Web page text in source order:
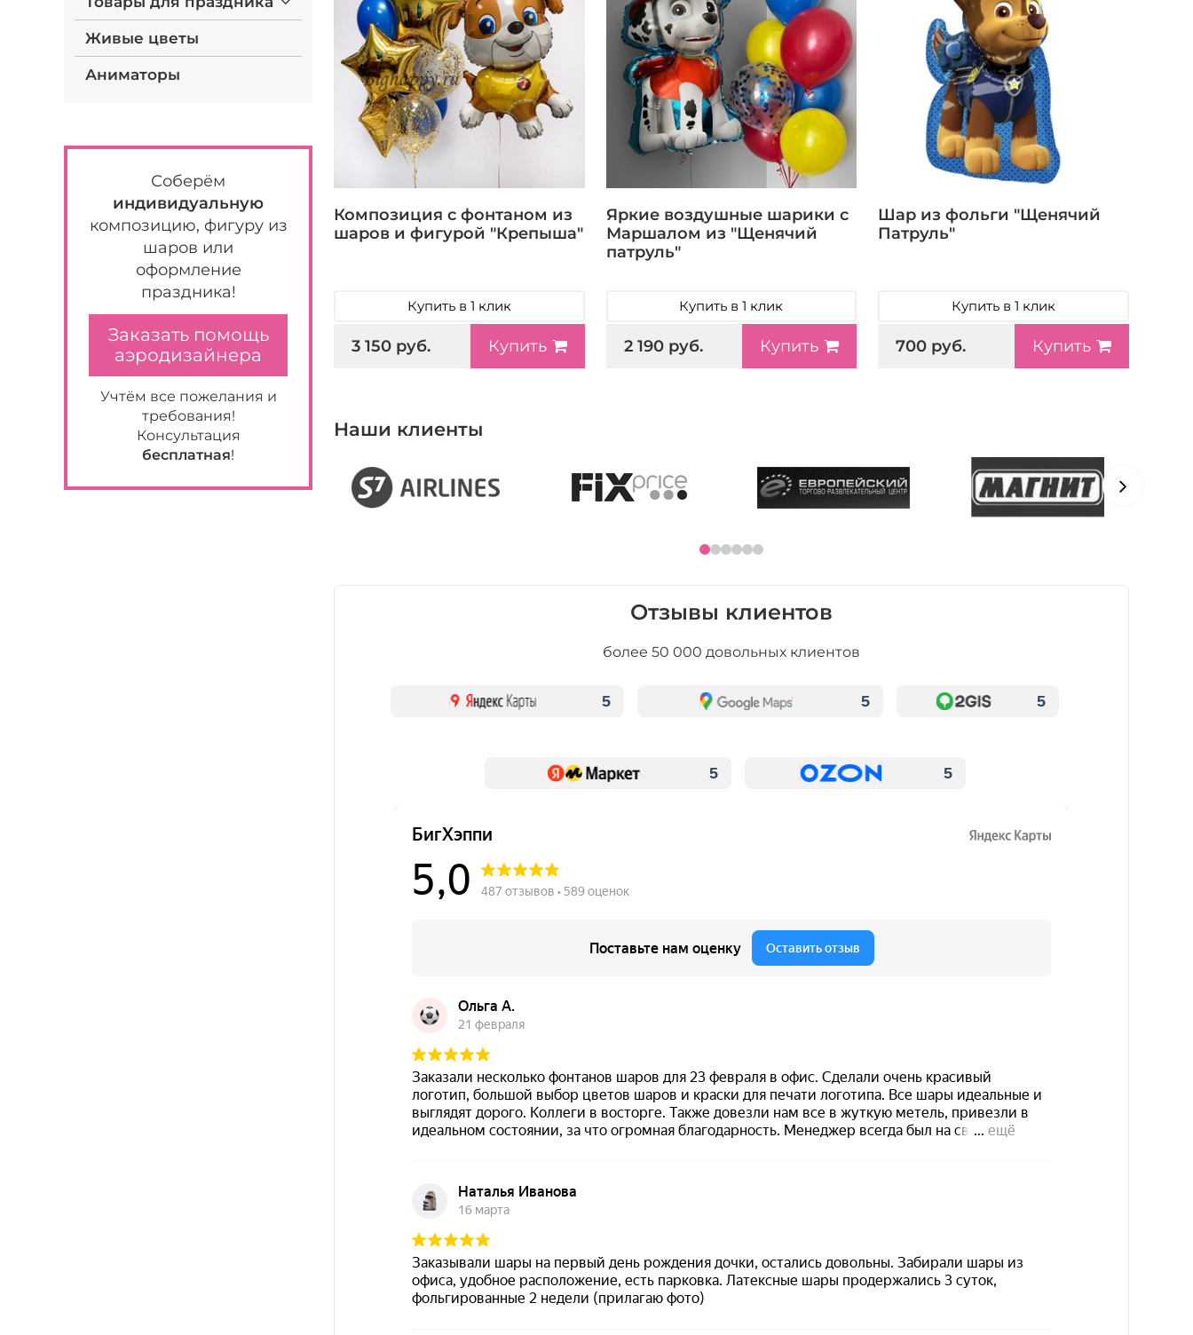
Живые цветы
Аниматоры
Соберём
индивидуальную
композицию, фигуру из
шаров или
оформление
праздника!
Заказать помощь
аэродизайнера
Учтём все пожелания и
требования!
Консультация
бесплатная!
Композиция с фонтаном из
шаров и фигурой "Крепыша"
Купить в 1 клик
3 150 руб. Купить
Яркие воздушные шарики с
Маршалом из "Щенячий
патруль"
Купить в 1 клик
2 190 руб. Купить
Шар из фольги "Щенячий
Патруль"
Купить в 1 клик
700 руб. Купить
Наши клиенты
Отзывы клиентов
более 50 000 довольных клиентов
5 5 5
5 5